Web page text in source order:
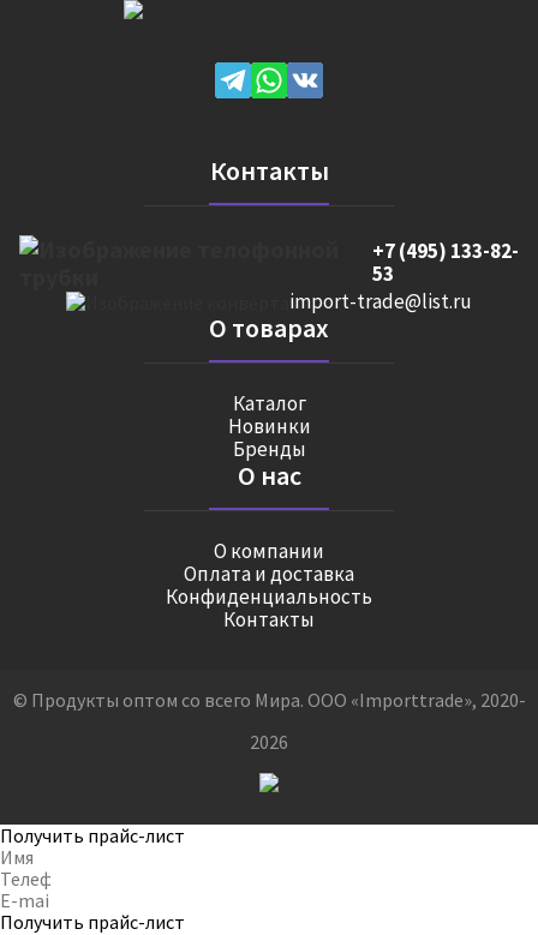
Контакты
+7 (495) 133-82-
53
import-trade@list.ru
О товарах
Каталог
Новинки
Бренды
О нас
О компании
Оплата и доставка
Конфиденциальность
Контакты
© Продукты оптом со всего Мира. ООО «Importtrade», 2020-
2026
Получить прайс-лист
Получить прайс-лист